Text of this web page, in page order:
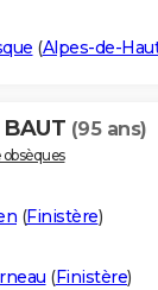
(Alpes-de-
(95 ans)
(Finistère)
(Finistère)